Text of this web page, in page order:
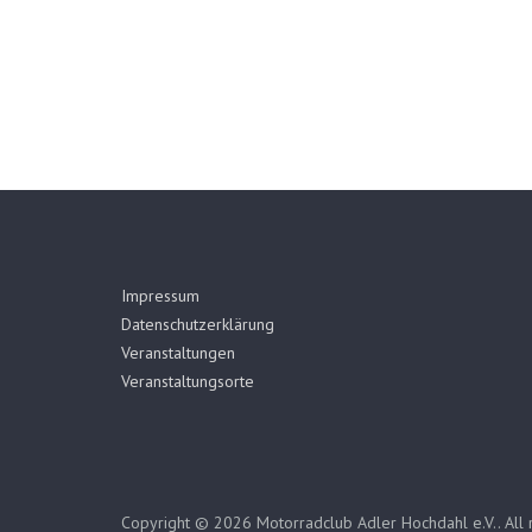
Impressum
Datenschutzerklärung
Veranstaltungen
Veranstaltungsorte
Copyright © 2026 Motorradclub Adler Hochdahl e.V.. All